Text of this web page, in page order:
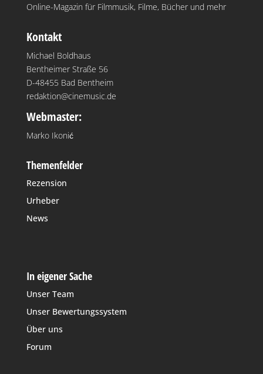
Online-Magazin für Filmmusik, Filme, Bücher und mehr
Kontakt
Michael Boldhaus
Bentheimer Straße 56
D-48455 Bad Bentheim
redaktion@cinemusic.de
Webmaster:
Marko Ikonić
Themenfelder
Rezension
Urheber
News
In eigener Sache
Unser Team
Unser Bewertungssystem
Über uns
Forum